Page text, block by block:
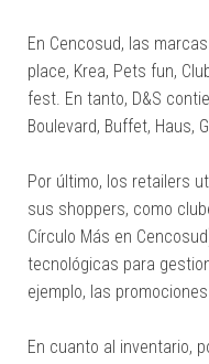
En Cencosud, las
place, Krea, Pets fun,
fest. En tanto, D&S
Boulevard, Buffet, Haus,
Por último, los retailers
sus shoppers, como
Círculo Más en
tecnológicas para
ejemplo, las
En cuanto al inventario,